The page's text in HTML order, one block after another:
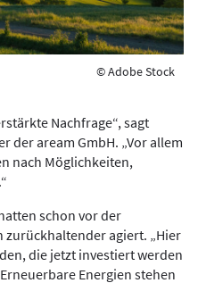
© Adobe Stock
Nachfrage“, sagt
der aream GmbH. „Vor allem
nach Möglichkeiten,
schon vor der
zurückhaltender agiert. „Hier
die jetzt investiert werden
Energien stehen